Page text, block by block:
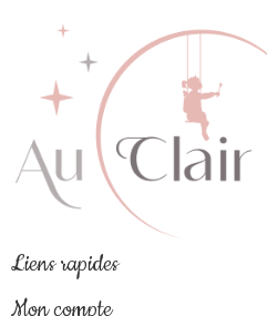
Liens rapides
Mon compte